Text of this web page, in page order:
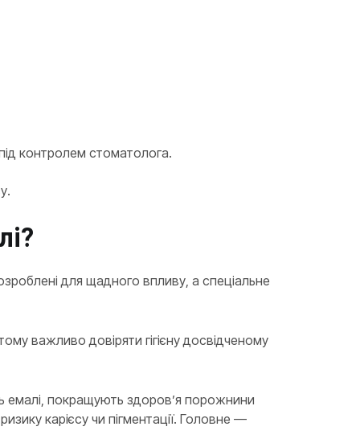
контролем стоматолога.
для щадного впливу, а спеціальне
важливо довіряти гігієну досвідченому
емалі, покращують здоров’я порожнини
карієсу чи пігментації. Головне —